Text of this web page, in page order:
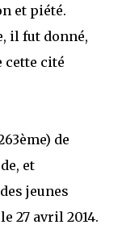
et piété.
il fut donné,
cette cité
de
et
jeunes
27 avril 2014.